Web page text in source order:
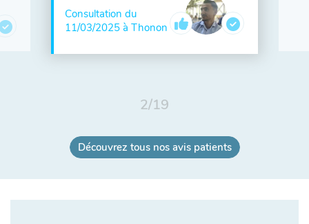
Consultation du
11/03/2025 à Thonon
2/19
Découvrez tous nos avis patients